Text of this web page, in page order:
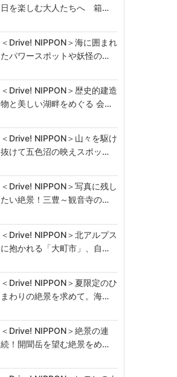
日を楽しむ大人たちへ 箱…
＜Drive! NIPPON＞海に囲まれ
たパワースポットや妖怪の…
＜Drive! NIPPON＞歴史的建造
物と美しい湖畔をめぐる 会…
＜Drive! NIPPON＞山々を駆け
抜けて五色沼の映えスポッ…
＜Drive! NIPPON＞写真に残し
たい絶景！三豊～観音寺の…
＜Drive! NIPPON＞北アルプス
に抱かれる「大町市」、自…
＜Drive! NIPPON＞夏限定のひ
まわりの絶景を求めて。海…
＜Drive! NIPPON＞絶景の連
続！開聞岳を望む絶景をめ…